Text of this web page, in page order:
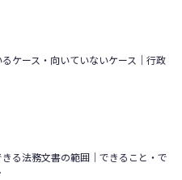
ケース・向いていないケース｜行政
る法務文書の範囲｜できること・で